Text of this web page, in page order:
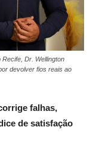
Dr. Wellington
devolver fios reais ao
falhas,
de satisfação